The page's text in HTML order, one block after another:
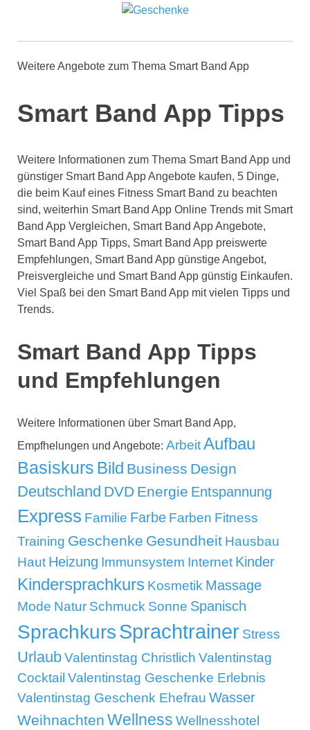
Weitere Angebote zum Thema Smart Band App
Smart Band App Tipps
Weitere Informationen zum Thema Smart Band App und
günstiger Smart Band App Angebote kaufen, 5 Dinge,
die beim Kauf eines Fitness Smart Band zu beachten
sind, weiterhin Smart Band App Online Trends mit Smart
Band App Vergleichen, Smart Band App Angebote,
Smart Band App Tipps, Smart Band App preiswerte
Empfehlungen, Smart Band App günstige Angebot,
Preisvergleiche und Smart Band App günstig Einkaufen.
Viel Spaß bei den Smart Band App mit vielen Tipps und
Trends.
Smart Band App Tipps
und Empfehlungen
Weitere Informationen über Smart Band App,
Empfhelungen und Angebote: ArbeitAufbau
Basiskurs Bild Business Design
Deutschland DVD Energie Entspannung
Express Familie Farbe Farben Fitness
Training Geschenke Gesundheit Hausbau
Haut Heizung Immunsystem Internet Kinder
Kindersprachkurs Kosmetik Massage
Mode Natur Schmuck Sonne Spanisch
SprachkursSprachtrainer Stress
UrlaubValentinstag Christlich Valentinstag
Cocktail Valentinstag Geschenke Erlebnis
Valentinstag Geschenk Ehefrau Wasser
Weihnachten Wellness Wellnesshotel